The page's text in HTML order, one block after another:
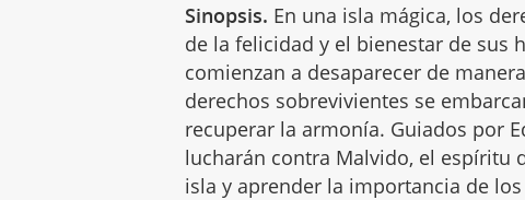
Sinopsis. En una isla mágica, los
de la felicidad y el bienestar de sus
comienzan a desaparecer de
derechos sobrevivientes se
recuperar la armonía. Guiados por
lucharán contra Malvido, el espíritu
isla y aprender la importancia de